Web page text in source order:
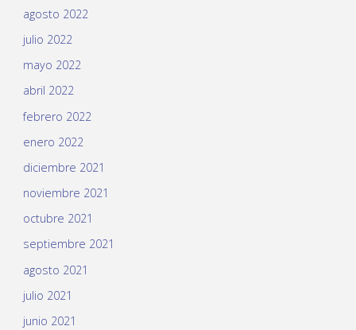
agosto 2022
julio 2022
mayo 2022
abril 2022
febrero 2022
enero 2022
diciembre 2021
noviembre 2021
octubre 2021
septiembre 2021
agosto 2021
julio 2021
junio 2021